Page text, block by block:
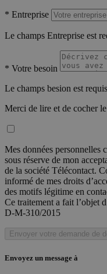
* Entreprise
Le champs Entreprise est
* Votre besoin
Le champs besion est requis
Merci de lire et de cocher
Mes données personnelles
sous réserve de mon
de la société Télécontact.
informé de mes droits
des motifs légitime en
Ce traitement a fait l’objet
D-M-310/2015
Envoyer votre demande de
Envoyez un message à